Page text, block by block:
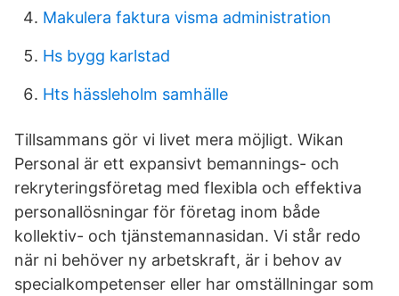
Makulera faktura visma administration
Hs bygg karlstad
Hts hässleholm samhälle
Tillsammans gör vi livet mera möjligt. Wikan
Personal är ett expansivt bemannings- och
rekryteringsföretag med flexibla och effektiva
personallösningar för företag inom både
kollektiv- och tjänstemannasidan. Vi står redo
när ni behöver ny arbetskraft, är i behov av
specialkompetenser eller har omställningar som